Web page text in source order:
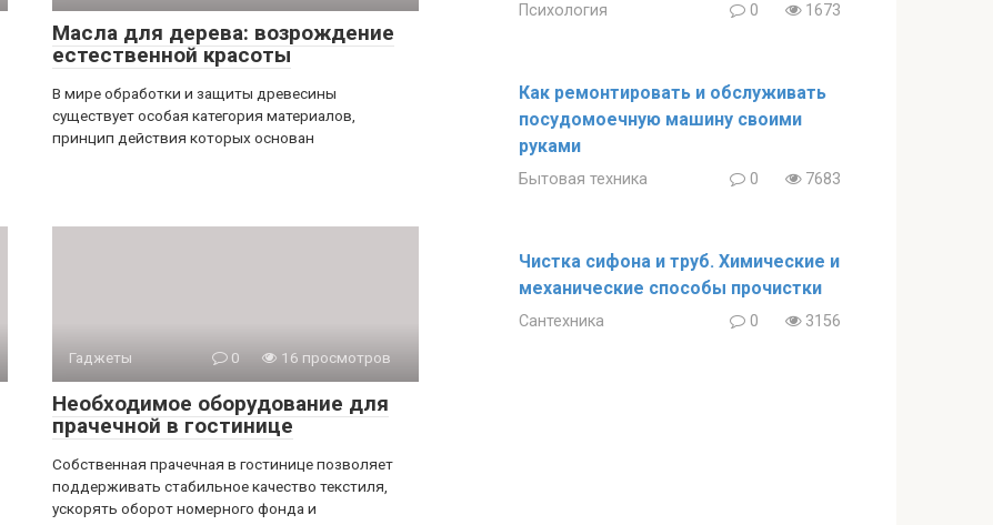
Масла для дерева: возрождение
естественной красоты
В мире обработки и защиты древесины
существует особая категория материалов,
принцип действия которых основан
Гаджеты 0 16 просмотров
Необходимое оборудование для
прачечной в гостинице
Собственная прачечная в гостинице позволяет
поддерживать стабильное качество текстиля,
ускорять оборот номерного фонда и
Психология 0 1673
Как ремонтировать и обслуживать
посудомоечную машину своими
руками
Бытовая техника 0 7683
Чистка сифона и труб. Химические и
механические способы прочистки
Сантехника 0 3156